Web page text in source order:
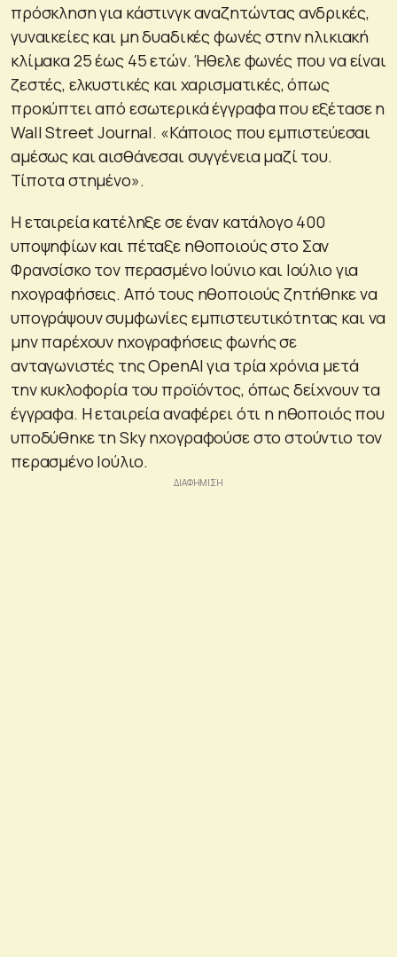
πρόσκληση για κάστινγκ αναζητώντας ανδρικές,
γυναικείες και μη δυαδικές φωνές στην ηλικιακή
κλίμακα 25 έως 45 ετών. Ήθελε φωνές που να είναι
ζεστές, ελκυστικές και χαρισματικές, όπως
προκύπτει από εσωτερικά έγγραφα που εξέτασε η
Wall Street Journal. «Κάποιος που εμπιστεύεσαι
αμέσως και αισθάνεσαι συγγένεια μαζί του.
Τίποτα στημένο».
Η εταιρεία κατέληξε σε έναν κατάλογο 400
υποψηφίων και πέταξε ηθοποιούς στο Σαν
Φρανσίσκο τον περασμένο Ιούνιο και Ιούλιο για
ηχογραφήσεις. Από τους ηθοποιούς ζητήθηκε να
υπογράψουν συμφωνίες εμπιστευτικότητας και να
μην παρέχουν ηχογραφήσεις φωνής σε
ανταγωνιστές της OpenAI για τρία χρόνια μετά
την κυκλοφορία του προϊόντος, όπως δείχνουν τα
έγγραφα. Η εταιρεία αναφέρει ότι η ηθοποιός που
υποδύθηκε τη Sky ηχογραφούσε στο στούντιο τον
περασμένο Ιούλιο.